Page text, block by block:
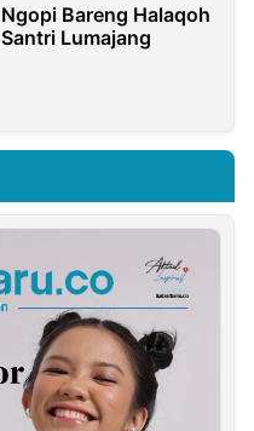
Ngopi Bareng Halaqoh
Santri Lumajang